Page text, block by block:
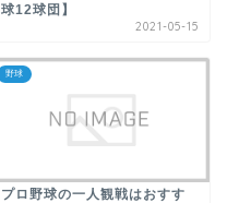
球12球団】
2021-05-15
野球
プロ野球の一人観戦はおすす